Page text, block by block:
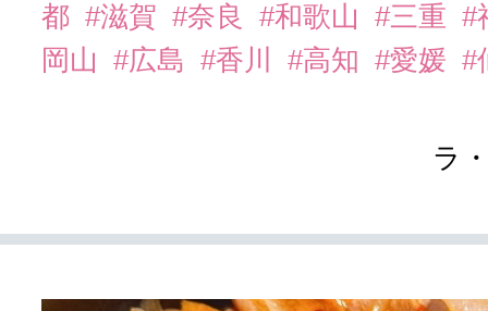
都 #滋賀 #奈良 #和歌山 #三重 #
岡山
#広島 #香川 #高知 #愛媛 #
ラ